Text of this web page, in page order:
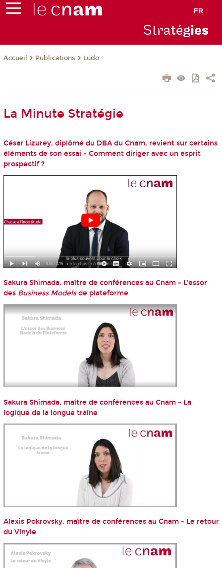
FR
Stratégies
Accueil Publications Ludo
La Minute Stratégie
César Lizurey, diplômé du DBA du Cnam, revient sur certains
éléments de son essai - Comment diriger avec un esprit
prospectif ?
Sakura Shimada, maître de conférences au Cnam - L'essor
des Business Modelsde plateforme
Sakura Shimada, maître de conférences au Cnam - La
logique de la longue traîne
Alexis Pokrovsky, maître de conférences au Cnam - Le retour
du Vinyle